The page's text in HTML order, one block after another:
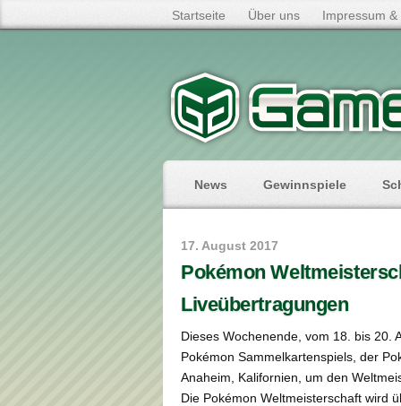
Startseite Über uns Impressum
News Gewinnspiele
17. August 2017
Pokémon
Liveübertragungen
Dieses Wochenende, vom 18. bis 20.
Pokémon Sammelkartenspiels, der
Anaheim, Kalifornien, um den
Die Pokémon Weltmeisterschaft wird